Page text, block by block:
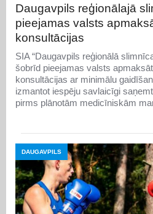
Daugavpils reģionālajā
pieejamas valsts
konsultācijas
SIA “Daugavpils reģionālā
šobrīd pieejamas valsts
konsultācijas ar minimālu
izmantot iespēju savlaicīgi
pirms plānotām medicīniskām
DAUGAVPILS